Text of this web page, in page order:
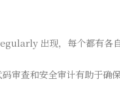
出现，每个都有各自
审查和安全审计有助于确